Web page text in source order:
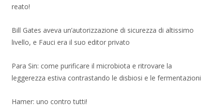
reato!
Bill Gates aveva un’autorizzazione di sicurezza di altissimo
livello, e Fauci era il suo editor privato
Para Sin: come purificare il microbiota e ritrovare la
leggerezza estiva contrastando le disbiosi e le fermentazioni
Hamer: uno contro tutti!